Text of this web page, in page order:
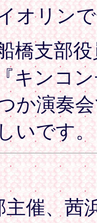
オリン
橋支部
キンコ
か演奏
いです。
主催、茜